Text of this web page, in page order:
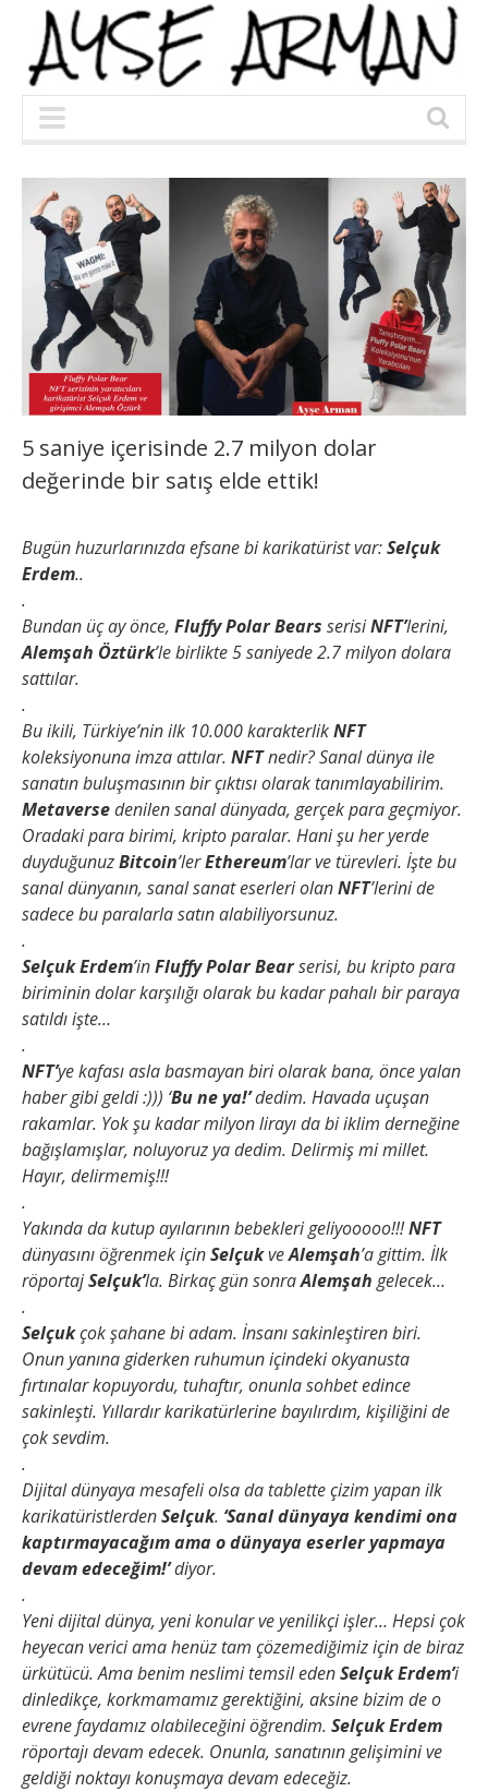
5 saniye içerisinde 2.7 milyon dolar
değerinde bir satış elde ettik!
Bugün huzurlarınızda efsane bi karikatürist var:Selçuk
Erdem..
.
Bundan üç ay önce, Fluffy Polar Bears serisiNFT’lerini,
Alemşah Öztürk’le birlikte 5 saniyede 2.7 milyon dolara
sattılar.
.
Bu ikili, Türkiye’nin ilk 10.000 karakterlikNFT
koleksiyonuna imza attılar. NFTnedir? Sanal dünya ile
sanatın buluşmasının bir çıktısı olarak tanımlayabilirim.
Metaversedenilen sanal dünyada, gerçek para geçmiyor.
Oradaki para birimi, kripto paralar. Hani şu her yerde
duyduğunuzBitcoin’lerEthereum’lar ve türevleri. İşte bu
sanal dünyanın, sanal sanat eserleri olanNFT’lerini de
sadece bu paralarla satın alabiliyorsunuz.
.
Selçuk Erdem’inFluffy Polar Bearserisi, bu kripto para
biriminin dolar karşılığı olarak bu kadar pahalı bir paraya
satıldı işte…
.
NFT’ye kafası asla basmayan biri olarak bana, önce yalan
haber gibi geldi :))) ‘Bu ne ya!’dedim. Havada uçuşan
rakamlar. Yok şu kadar milyon lirayı da bi iklim derneğine
bağışlamışlar, noluyoruz ya dedim. Delirmiş mi millet.
Hayır, delirmemiş!!!
.
Yakında da kutup ayılarının bebekleri geliyooooo!!!NFT
dünyasını öğrenmek içinSelçukveAlemşah’a gittim. İlk
röportajSelçuk’la. Birkaç gün sonraAlemşah gelecek…
.
Selçukçok şahane bi adam. İnsanı sakinleştiren biri.
Onun yanına giderken ruhumun içindeki okyanusta
fırtınalar kopuyordu, tuhaftır, onunla sohbet edince
sakinleşti. Yıllardır karikatürlerine bayılırdım, kişiliğini de
çok sevdim.
.
Dijital dünyaya mesafeli olsa da tablette çizim yapan ilk
karikatüristlerdenSelçuk. ‘Sanal dünyaya kendimi ona
kaptırmayacağım ama o dünyaya eserler yapmaya
devam edeceğim!’diyor.
.
Yeni dijital dünya, yeni konular ve yenilikçi işler… Hepsi çok
heyecan verici ama henüz tam çözemediğimiz için de biraz
ürkütücü. Ama benim neslimi temsil edenSelçuk Erdem’i
dinledikçe, korkmamamız gerektiğini, aksine bizim de o
evrene faydamız olabileceğini öğrendim. Selçuk Erdem
röportajı devam edecek. Onunla, sanatının gelişimini ve
geldiği noktayı konuşmaya devam edeceğiz.